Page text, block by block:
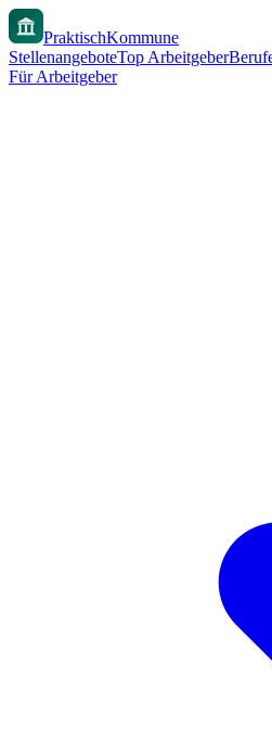
PraktischKommune
StellenangeboteTop Arbeitgeber
Für Arbeitgeber